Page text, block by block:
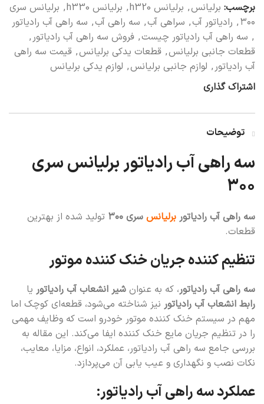
برچسب: برلیانس, برلیانس h320 , برلیانس h330 , برلیانس سری
۳۰۰, رادیاتور آب, سراهی آب, سه راهی آب, سه راهی آب رادیاتور
, سه راهی آب رادیاتور چیست, فروش سه راهی آب رادیاتور,
قطعات جانبی برلیانس, قطعات یدکی برلیانس, قیمت سه راهی
آب رادیاتور, لوازم جانبی برلیانس, لوازم یدکی برلیانس
اشتراک گذاری
توضیحات
سه راهی آب رادیاتور برلیانس سری
۳۰۰
سه راهی آب رادیاتور برلیانس سری ۳۰۰
تولید شده از بهترین
قطعات.
تنظیم کننده جریان خنک کننده موتور
سه راهی آب رادیاتور، که به عنوان شیر انشعاب آب رادیاتور یا
رابط انشعاب آب رادیاتور نیز شناخته می‌شود، قطعه‌ای کوچک اما
مهم در سیستم خنک کننده موتور خودرو است که وظایف مهمی
را در تنظیم جریان مایع خنک کننده ایفا می‌کند. این مقاله به
بررسی جامع سه راهی آب رادیاتور، عملکرد، انواع، مزایا، معایب،
نکات نصب و نگهداری و عیب یابی آن می‌پردازد.
عملکرد سه راهی آب رادیاتور: